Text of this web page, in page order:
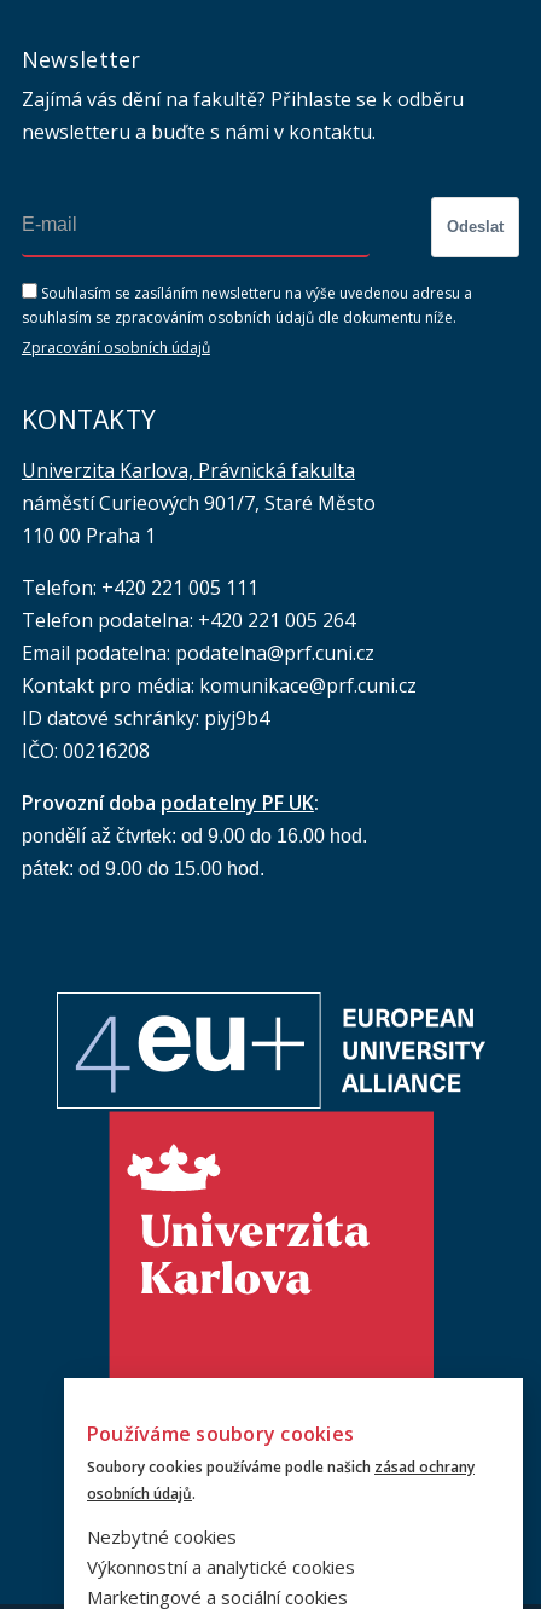
Newsletter
Zajímá vás dění na fakultě? Přihlaste se k odběru
newsletteru a buďte s námi v kontaktu.
Odeslat
Souhlasím se zasíláním newsletteru na výše uvedenou adresu a
souhlasím se zpracováním osobních údajů dle dokumentu níže.
Zpracování osobních údajů
KONTAKTY
Univerzita Karlova, Právnická fakulta
náměstí Curieových 901/7, Staré Město
110 00 Praha 1
Telefon: +420 221 005 111
Telefon podatelna: +420 221 005 264
Email podatelna: podatelna@prf.cuni.cz
Kontakt pro média: komunikace@prf.cuni.cz
ID datové schránky: piyj9b4
IČO: 00216208
Provozní doba podatelny PF UK:
pondělí až čtvrtek: od 9.00 do 16.00 hod.
pátek: od 9.00 do 15.00 hod.
Používáme soubory cookies
Soubory cookies používáme podle našich zásad ochrany
osobních údajů.
Nezbytné cookies
Výkonnostní a analytické cookies
Marketingové a sociální cookies